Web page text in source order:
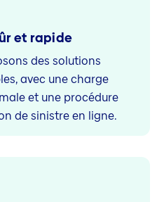
et rapide
des solutions
avec une charge
et une procédure
de sinistre en ligne.